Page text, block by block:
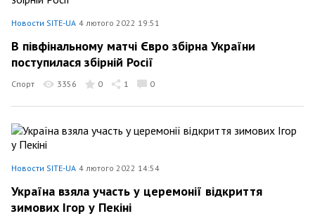
Новости SITE-UA 4 лютого 2022 19:51
В півфінальному матчі Євро збірна України
поступилася збірній Росії
Спорт 3356 0 1 0
Новости SITE-UA 4 лютого 2022 14:54
Україна взяла участь у церемонії відкриття
зимових Ігор у Пекіні